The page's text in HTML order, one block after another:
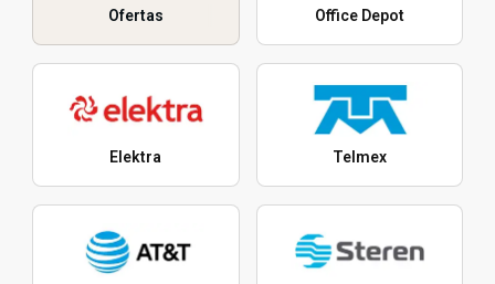
Ofertas Office Depot
Elektra Telmex